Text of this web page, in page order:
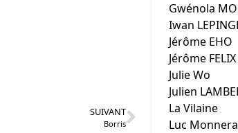
SUIVANT
Borris
Gwénola
Iwan
Jérôme EHO
Jérôme FELIX
Julie Wo
Julien
La Vilaine
Luc